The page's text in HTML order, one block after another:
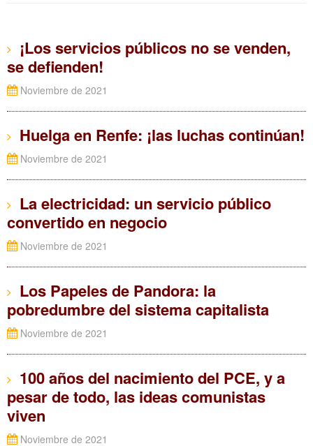
¡Los servicios públicos no se venden,
se defienden!
Noviembre de 2021
Huelga en Renfe: ¡las luchas continúan!
Noviembre de 2021
La electricidad: un servicio público
convertido en negocio
Noviembre de 2021
Los Papeles de Pandora: la
pobredumbre del sistema capitalista
Noviembre de 2021
100 años del nacimiento del PCE, y a
pesar de todo, las ideas comunistas
viven
Noviembre de 2021